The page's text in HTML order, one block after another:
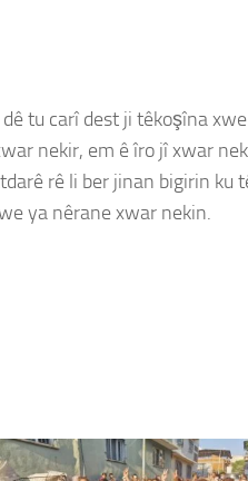
tu carî dest ji têkoşîna
nekir, em ê îro jî xwar
rê li ber jinan bigirin ku
ya nêrane xwar nekin.